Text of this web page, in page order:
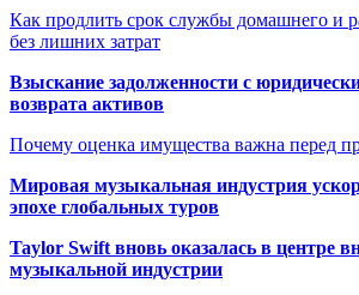
Как продлить срок службы домашнего и
без лишних затрат
Взыскание задолженности с
возврата активов
Почему оценка имущества важна перед
Мировая музыкальная индустрия
эпохе глобальных туров
Taylor Swift вновь оказалась в центре
музыкальной индустрии